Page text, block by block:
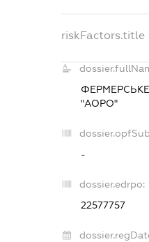
riskFactors.title
"АОРО"
-
dossier.edrpo:
22577757